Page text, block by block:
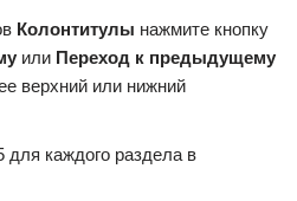
Колонтитулы нажмите кнопку
или Переход к предыдущему
верхний или нижний
для каждого раздела в